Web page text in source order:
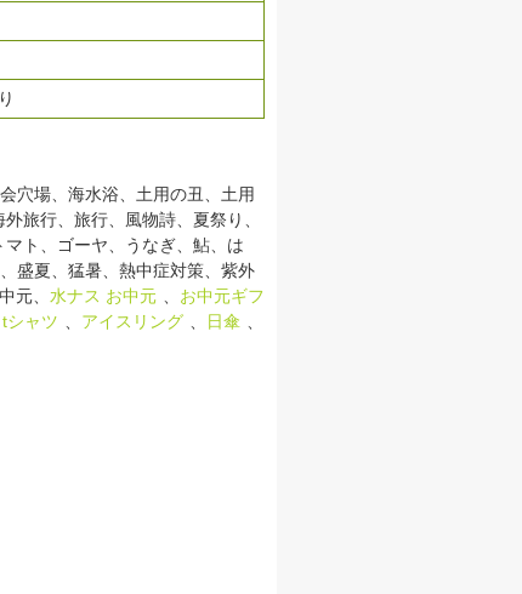
穴場、海水浴、土用の丑、土用
旅行、旅行、風物詩、夏祭り、
マト、ゴーヤ、うなぎ、鮎、は
盛夏、猛暑、熱中症対策、紫外
元、 水ナス お中元
お中元ギフ
tシャツ アイスリング 日傘